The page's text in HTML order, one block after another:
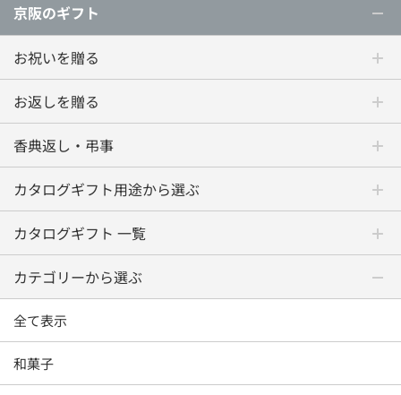
京阪のギフト
お祝いを贈る
お返しを贈る
香典返し・弔事
カタログギフト用途から選ぶ
カタログギフト 一覧
カテゴリーから選ぶ
全て表示
和菓子